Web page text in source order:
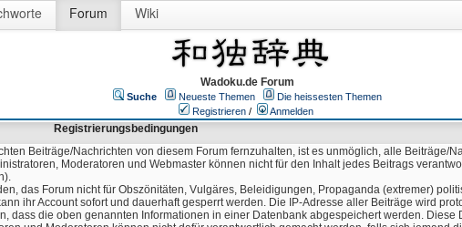
Forum Wiki
Wadoku.de Forum
Suche Neueste Themen
Die heissesten Themen
Registrieren / Anmelden
Registrierungsbedingungen
Beiträge/Nachrichten von diesem Forum fernzuhalten, ist es unmöglich, alle Beiträge/
Moderatoren und Webmaster können nicht für den Inhalt jedes Beitrags
das Forum nicht für Obszönitäten, Vulgäres, Beleidigungen, Propaganda (extremer)
ihr Account sofort und dauerhaft gesperrt werden. Die IP-Adresse aller Beiträge wird
dass die oben genannten Informationen in einer Datenbank abgespeichert werden. Diese